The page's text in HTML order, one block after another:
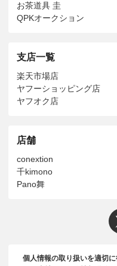
お茶道具 圭
QPKオークション
支店一覧
楽天市場店
ヤフーショッピング店
ヤフオク店
店舗
conextion
千kimono
Pano舞
個人情報の取り扱いを適切